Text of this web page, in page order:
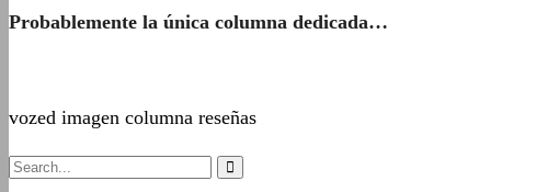
Probablemente la única columna dedicada…
vozed imagen columna reseñas